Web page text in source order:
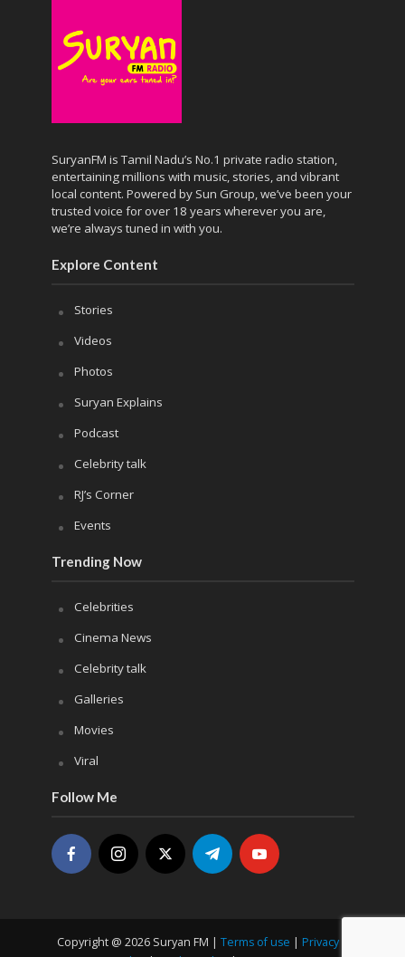
SuryanFM is Tamil Nadu’s No.1 private radio station,
entertaining millions with music, stories, and vibrant
local content. Powered by Sun Group, we’ve been your
trusted voice for over 18 years wherever you are,
we’re always tuned in with you.
Explore Content
Stories
Videos
Photos
Suryan Explains
Podcast
Celebrity talk
RJ’s Corner
Events
Trending Now
Celebrities
Cinema News
Celebrity talk
Galleries
Movies
Viral
Follow Me
Copyright @ 2026 Suryan FM | Terms of use | Privacy